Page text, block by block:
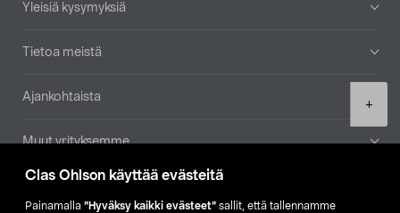
Clas Ohlson käyttää evästeitä
Painamalla ”Hyväksy kaikki evästeet” sallit, että tallennamme
+
Yleisiä kysymyksiä
Tietoa meistä
Ajankohtaista
Muut yrityksemme
Etsi myymälä